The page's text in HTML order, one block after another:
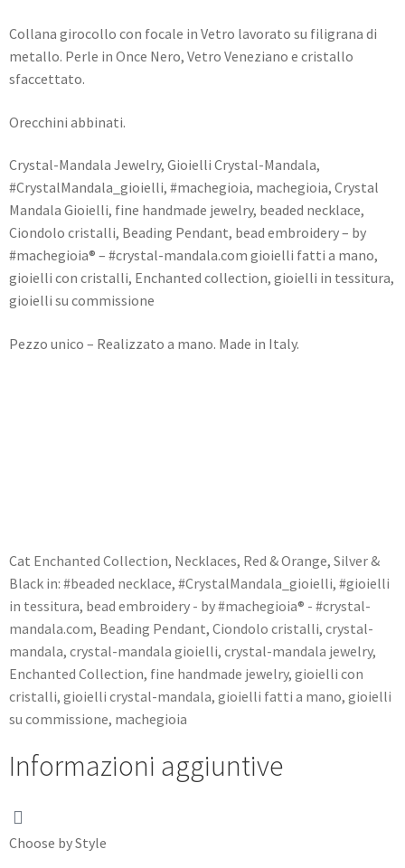
Collana girocollo con focale in Vetro lavorato su filigrana di
metallo. Perle in Once Nero, Vetro Veneziano e cristallo
sfaccettato.
Orecchini abbinati.
Crystal-Mandala Jewelry, Gioielli Crystal-Mandala,
#CrystalMandala_gioielli, #machegioia, machegioia, Crystal
Mandala Gioielli, fine handmade jewelry, beaded necklace,
Ciondolo cristalli, Beading Pendant, bead embroidery – by
#machegioia® – #crystal-mandala.com gioielli fatti a mano,
gioielli con cristalli, Enchanted collection, gioielli in tessitura,
gioielli su commissione
Pezzo unico – Realizzato a mano. Made in Italy.
Cat Enchanted Collection, Necklaces, Red & Orange, Silver &
Black in: #beaded necklace, #CrystalMandala_gioielli, #gioielli
in tessitura, bead embroidery - by #machegioia® - #crystal-
mandala.com, Beading Pendant, Ciondolo cristalli, crystal-
mandala, crystal-mandala gioielli, crystal-mandala jewelry,
Enchanted Collection, fine handmade jewelry, gioielli con
cristalli, gioielli crystal-mandala, gioielli fatti a mano, gioielli
su commissione, machegioia
Informazioni aggiuntive
Choose by Style